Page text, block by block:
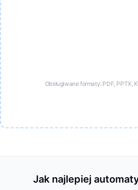
Obsługiwane formaty: PDF, PPTX,
Jak najlepiej